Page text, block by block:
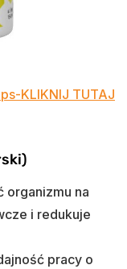
KLIKNIJ TUTAJ
organizmu na
i redukuje
pracy o